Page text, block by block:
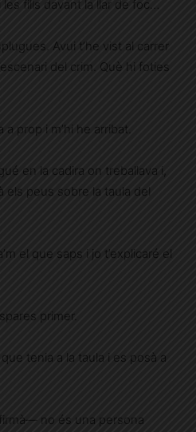
fills davant la llar de foc…
Avui t’he vist al carrer
del crim. Què hi foties
prop i m’hi he arribat.
en la cadira on treballava i,
els peus sobre la taula del
el que saps i jo t’explicaré el
primer.
tenia a la taula i es posà a
no és una persona